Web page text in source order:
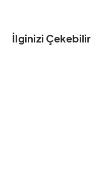
İlginizi Çekebilir